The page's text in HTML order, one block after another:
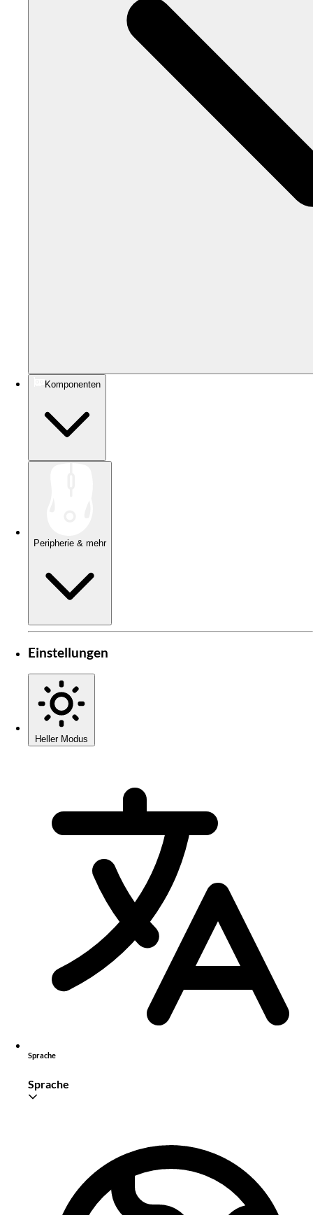
Komponenten
Peripherie & mehr
Einstellungen
Heller Modus
Sprache
Sprache